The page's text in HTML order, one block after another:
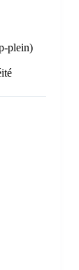
plein)